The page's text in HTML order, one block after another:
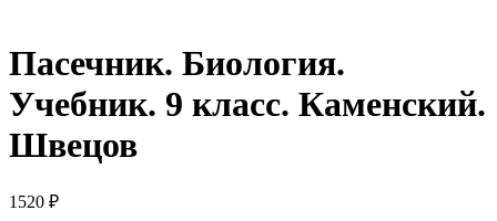
Пасечник. Биология.
Учебник. 9 класс. Каменский.
Швецов
1520 ₽